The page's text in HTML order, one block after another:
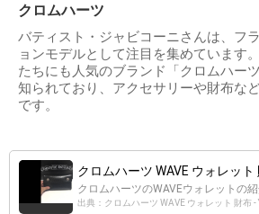
クロムハーツ
バティスト・ジャビコーニさんは、フ
ョンモデルとして注目を集めています
たちにも人気のブランド「クロムハー
知られており、アクセサリーや財布な
です。
クロムハーツ WAVE ウォレッ
クロムハーツのWAVEウォレットの紹
出典：クロムハーツ WAVE ウォレット 財布 -